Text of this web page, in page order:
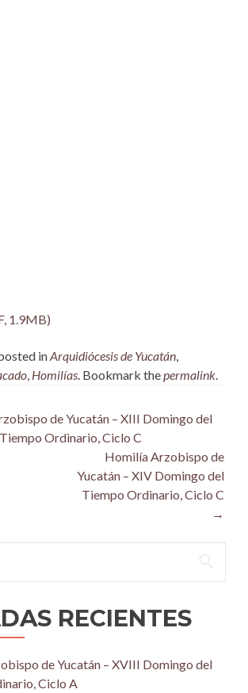
1.9MB)
inArquidiócesis de Yucatán
Homilías . Bookmark the permalink
de Yucatán – XIII Domingo del
Tiempo Ordinario, Ciclo C
Homilía Arzobispo de
Yucatán – XIV Domingo del
Tiempo Ordinario, Ciclo C
→
RECIENTES
de Yucatán – XVIII Domingo del
Ciclo A